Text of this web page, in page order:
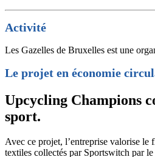
Activité
Les Gazelles de Bruxelles est une
Le projet en économie
Upcycling Champions
sport.
Avec ce projet, l’entreprise valorise le
textiles collectés par Sportswitch par